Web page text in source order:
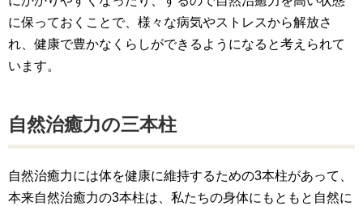
に保っておくことで、様々な病気やストレスから解放さ
れ、健康で豊かなくらしができるようになると考えられて
います。
自然治癒力の三本柱
自然治癒力には体を健康に維持するための3本柱があって、
本来自然治癒力の3本柱は、私たちの身体にもともと自然に